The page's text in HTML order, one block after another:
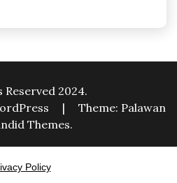
Reserved 2024.
|
Theme: Palawan
Themes.
Policy